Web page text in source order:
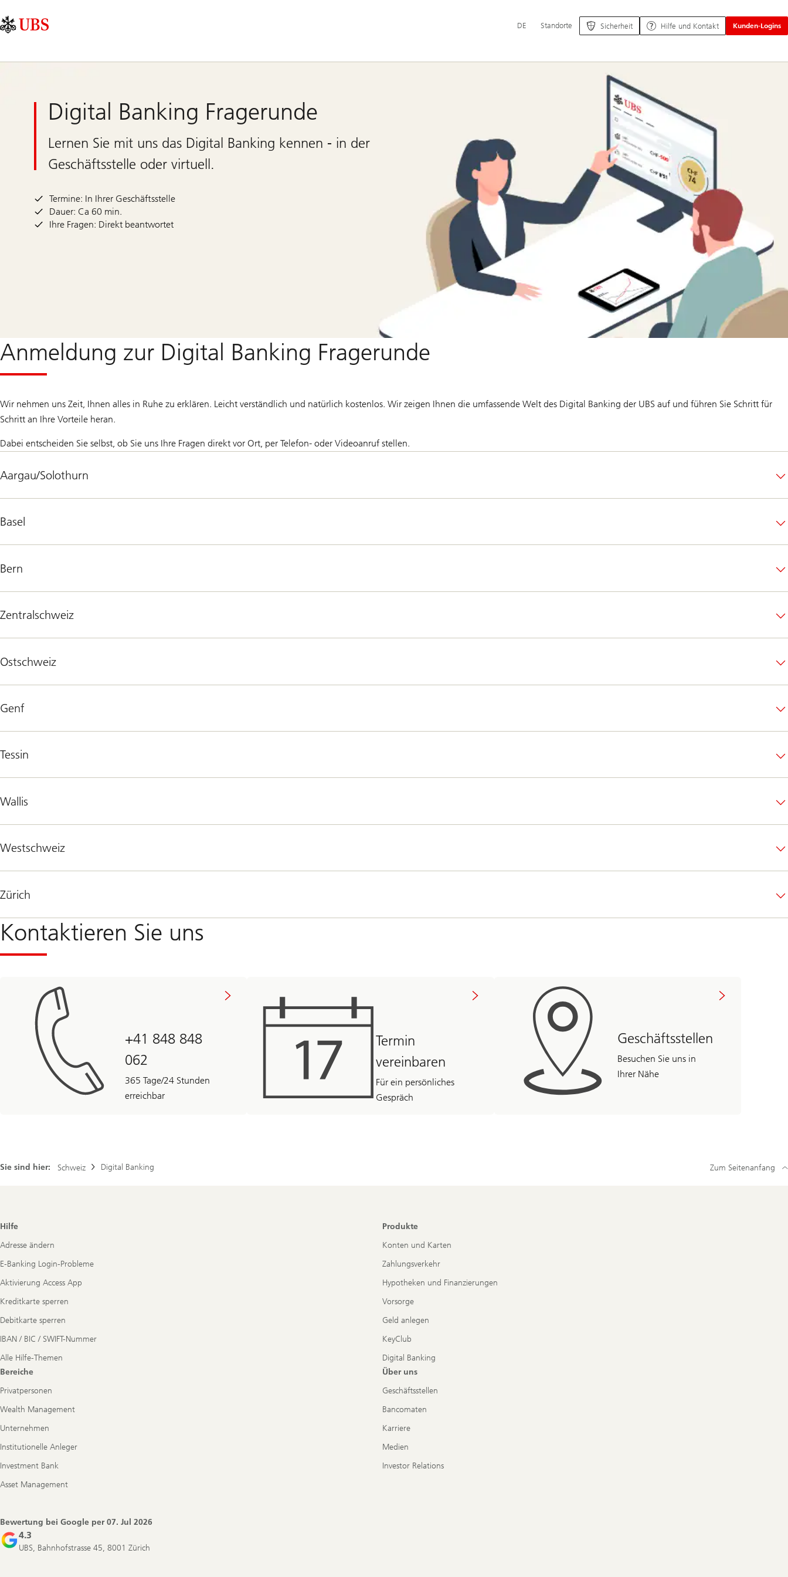
Area
Hauptnavigation
DE Standorte Sicherheit Hilfe und Kontakt Kunden-Logins
Digital Banking Fragerunde
Lernen Sie mit uns das Digital Banking kennen - in der
Geschäftsstelle oder virtuell.
Termine: In Ihrer Geschäftsstelle
Dauer: Ca 60 min.
Ihre Fragen: Direkt beantwortet
Anmeldung zur Digital Banking Fragerunde
Wir nehmen uns Zeit, Ihnen alles in Ruhe zu erklären. Leicht verständlich und natürlich kostenlos. Wir zeigen Ihnen die umfassende Welt des Digital Banking der UBS auf und führen Sie Schritt für
Schritt an Ihre Vorteile heran.
Dabei entscheiden Sie selbst, ob Sie uns Ihre Fragen direkt vor Ort, per Telefon- oder Videoanruf stellen.
Aargau/Solothurn
Basel
Bern
Zentralschweiz
Ostschweiz
Genf
Tessin
Wallis
Westschweiz
Zürich
Kontaktieren Sie uns
+41 848 848
062
365 Tage/24 Stunden
erreichbar
Termin
vereinbaren
Für ein persönliches
Gespräch
Geschäftsstellen
Besuchen Sie uns in
Ihrer Nähe
Sie sind hier: Schweiz Digital Banking Zum Seitenanfang
Footer
Hilfe
Adresse ändern
E-Banking Login-Probleme
Aktivierung Access App
Kreditkarte sperren
Debitkarte sperren
IBAN / BIC / SWIFT-Nummer
Alle Hilfe-Themen
Produkte
Konten und Karten
Zahlungsverkehr
Hypotheken und Finanzierungen
Vorsorge
Geld anlegen
KeyClub
Digital Banking
Bereiche
Privatpersonen
Wealth Management
Unternehmen
Institutionelle Anleger
Investment Bank
Asset Management
Über uns
Geschäftsstellen
Bancomaten
Karriere
Medien
Investor Relations
Bewertung bei Google per07. Jul 2026
4.3
UBS, Bahnhofstrasse 45, 8001 Zürich